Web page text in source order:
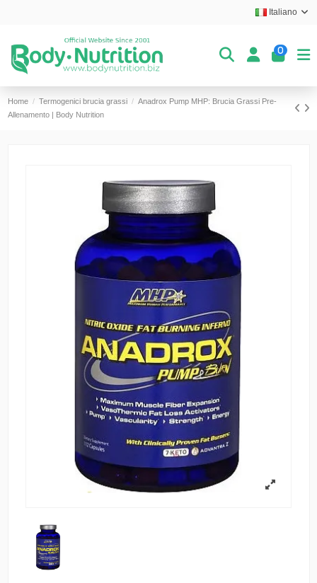
Italiano
0
Home Termogenici brucia grassi
Anadrox Pump MHP: Brucia Grassi Pre-
Allenamento | Body Nutrition